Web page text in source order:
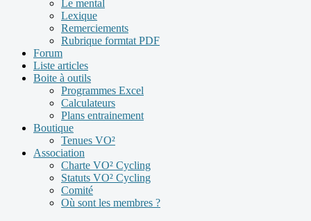
Le mental
Lexique
Remerciements
Rubrique formtat PDF
Forum
Liste articles
Boite à outils
Programmes Excel
Calculateurs
Plans entrainement
Boutique
Tenues VO²
Association
Charte VO² Cycling
Statuts VO² Cycling
Comité
Où sont les membres ?